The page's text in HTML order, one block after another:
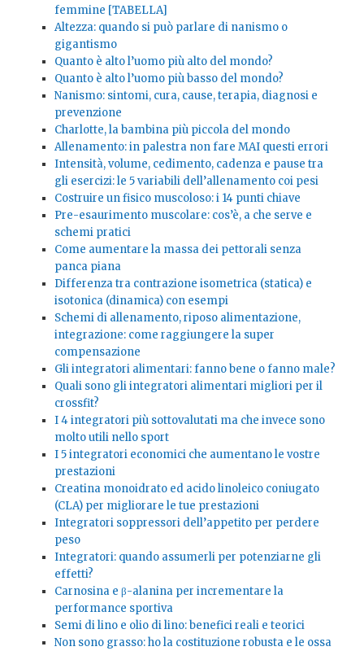
femmine [TABELLA]
Altezza: quando si può parlare di nanismo o
gigantismo
Quanto è alto l’uomo più alto del mondo?
Quanto è alto l’uomo più basso del mondo?
Nanismo: sintomi, cura, cause, terapia, diagnosi e
prevenzione
Charlotte, la bambina più piccola del mondo
Allenamento: in palestra non fare MAI questi errori
Intensità, volume, cedimento, cadenza e pause tra
gli esercizi: le 5 variabili dell’allenamento coi pesi
Costruire un fisico muscoloso: i 14 punti chiave
Pre-esaurimento muscolare: cos’è, a che serve e
schemi pratici
Come aumentare la massa dei pettorali senza
panca piana
Differenza tra contrazione isometrica (statica) e
isotonica (dinamica) con esempi
Schemi di allenamento, riposo alimentazione,
integrazione: come raggiungere la super
compensazione
Gli integratori alimentari: fanno bene o fanno male?
Quali sono gli integratori alimentari migliori per il
crossfit?
I 4 integratori più sottovalutati ma che invece sono
molto utili nello sport
I 5 integratori economici che aumentano le vostre
prestazioni
Creatina monoidrato ed acido linoleico coniugato
(CLA) per migliorare le tue prestazioni
Integratori soppressori dell’appetito per perdere
peso
Integratori: quando assumerli per potenziarne gli
effetti?
Carnosina e β-alanina per incrementare la
performance sportiva
Semi di lino e olio di lino: benefici reali e teorici
Non sono grasso: ho la costituzione robusta e le ossa